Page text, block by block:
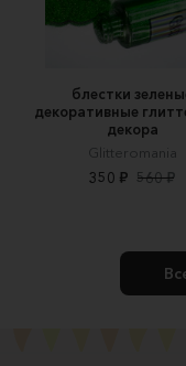
блестки
декоративные
декора
Glitteromania
350 ₽ 560 ₽